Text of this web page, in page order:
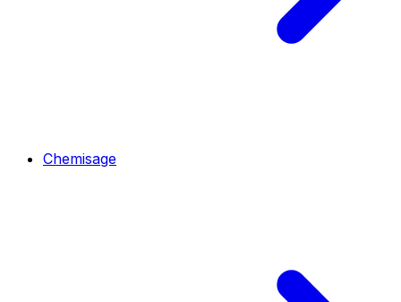
Chemisage